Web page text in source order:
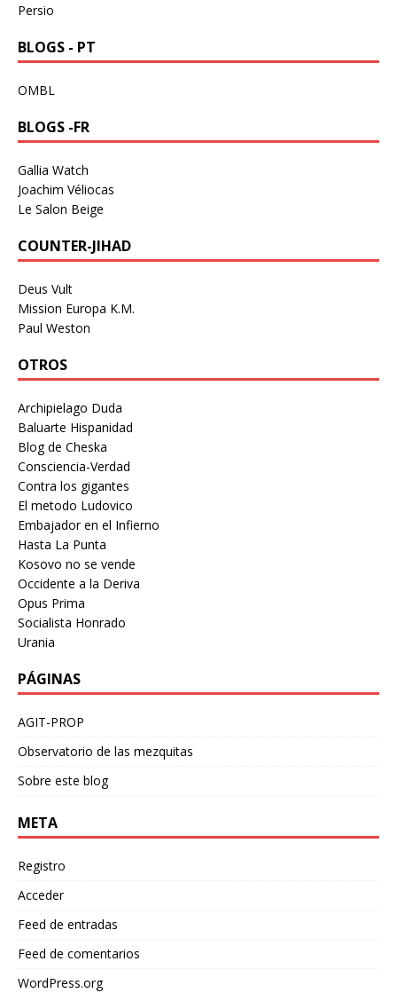
Persio
BLOGS - PT
OMBL
BLOGS -FR
Gallia Watch
Joachim Véliocas
Le Salon Beige
COUNTER-JIHAD
Deus Vult
Mission Europa K.M.
Paul Weston
OTROS
Archipielago Duda
Baluarte Hispanidad
Blog de Cheska
Consciencia-Verdad
Contra los gigantes
El metodo Ludovico
Embajador en el Infierno
Hasta La Punta
Kosovo no se vende
Occidente a la Deriva
Opus Prima
Socialista Honrado
Urania
PÁGINAS
AGIT-PROP
Observatorio de las mezquitas
Sobre este blog
META
Registro
Acceder
Feed de entradas
Feed de comentarios
WordPress.org